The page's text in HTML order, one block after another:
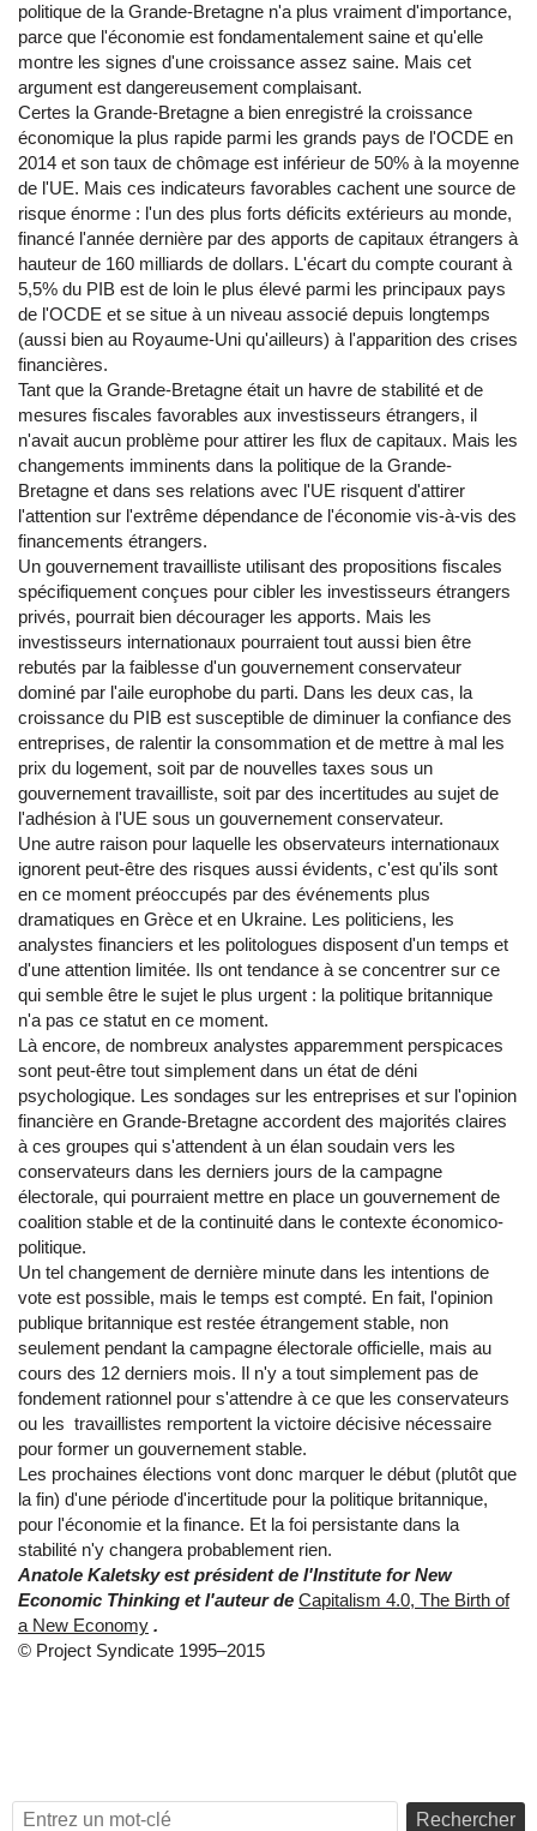
politique de la Grande-Bretagne n'a plus vraiment d'importance,
parce que l'économie est fondamentalement saine et qu'elle
montre les signes d'une croissance assez saine. Mais cet
argument est dangereusement complaisant.
Certes la Grande-Bretagne a bien enregistré la croissance
économique la plus rapide parmi les grands pays de l'OCDE en
2014 et son taux de chômage est inférieur de 50% à la moyenne
de l'UE. Mais ces indicateurs favorables cachent une source de
risque énorme : l'un des plus forts déficits extérieurs au monde,
financé l'année dernière par des apports de capitaux étrangers à
hauteur de 160 milliards de dollars. L'écart du compte courant à
5,5% du PIB est de loin le plus élevé parmi les principaux pays
de l'OCDE et se situe à un niveau associé depuis longtemps
(aussi bien au Royaume-Uni qu'ailleurs) à l'apparition des crises
financières.
Tant que la Grande-Bretagne était un havre de stabilité et de
mesures fiscales favorables aux investisseurs étrangers, il
n'avait aucun problème pour attirer les flux de capitaux. Mais les
changements imminents dans la politique de la Grande-
Bretagne et dans ses relations avec l'UE risquent d'attirer
l'attention sur l'extrême dépendance de l'économie vis-à-vis des
financements étrangers.
Un gouvernement travailliste utilisant des propositions fiscales
spécifiquement conçues pour cibler les investisseurs étrangers
privés, pourrait bien décourager les apports. Mais les
investisseurs internationaux pourraient tout aussi bien être
rebutés par la faiblesse d'un gouvernement conservateur
dominé par l'aile europhobe du parti. Dans les deux cas, la
croissance du PIB est susceptible de diminuer la confiance des
entreprises, de ralentir la consommation et de mettre à mal les
prix du logement, soit par de nouvelles taxes sous un
gouvernement travailliste, soit par des incertitudes au sujet de
l'adhésion à l'UE sous un gouvernement conservateur.
Une autre raison pour laquelle les observateurs internationaux
ignorent peut-être des risques aussi évidents, c'est qu'ils sont
en ce moment préoccupés par des événements plus
dramatiques en Grèce et en Ukraine. Les politiciens, les
analystes financiers et les politologues disposent d'un temps et
d'une attention limitée. Ils ont tendance à se concentrer sur ce
qui semble être le sujet le plus urgent : la politique britannique
n'a pas ce statut en ce moment.
Là encore, de nombreux analystes apparemment perspicaces
sont peut-être tout simplement dans un état de déni
psychologique. Les sondages sur les entreprises et sur l'opinion
financière en Grande-Bretagne accordent des majorités claires
à ces groupes qui s'attendent à un élan soudain vers les
conservateurs dans les derniers jours de la campagne
électorale, qui pourraient mettre en place un gouvernement de
coalition stable et de la continuité dans le contexte économico-
politique.
Un tel changement de dernière minute dans les intentions de
vote est possible, mais le temps est compté. En fait, l'opinion
publique britannique est restée étrangement stable, non
seulement pendant la campagne électorale officielle, mais au
cours des 12 derniers mois. Il n'y a tout simplement pas de
fondement rationnel pour s'attendre à ce que les conservateurs
ou les travaillistes remportent la victoire décisive nécessaire
pour former un gouvernement stable.
Les prochaines élections vont donc marquer le début (plutôt que
la fin) d'une période d'incertitude pour la politique britannique,
pour l'économie et la finance. Et la foi persistante dans la
stabilité n'y changera probablement rien.
Anatole Kaletsky est président de l'Institute for New
Economic Thinking et l'auteur de Capitalism 4.0, The Birth of
a New Economy .
© Project Syndicate 1995–2015
Rechercher